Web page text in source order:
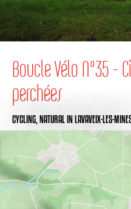
Boucle Vélo N°35 -
perchées
CYCLING,NATURALIN LAVAVEIX-LES-